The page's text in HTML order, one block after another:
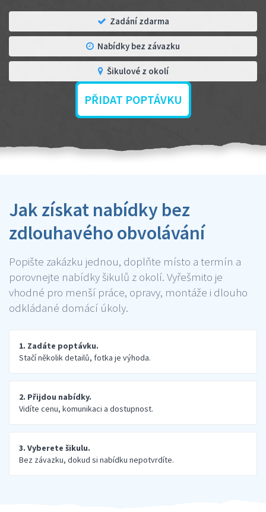
Zadání zdarma
Nabídky bez závazku
Šikulové z okolí
PŘIDAT POPTÁVKU
Jak získat nabídky bez
zdlouhavého obvolávání
Popište zakázku jednou, doplňte místo a termín a
porovnejte nabídky šikulů z okolí. Vyřešmito je
vhodné pro menší práce, opravy, montáže i dlouho
odkládané domácí úkoly.
1. Zadáte poptávku.
Stačí několik detailů, fotka je výhoda.
2. Přijdou nabídky.
Vidíte cenu, komunikaci a dostupnost.
3. Vyberete šikulu.
Bez závazku, dokud si nabídku nepotvrdíte.